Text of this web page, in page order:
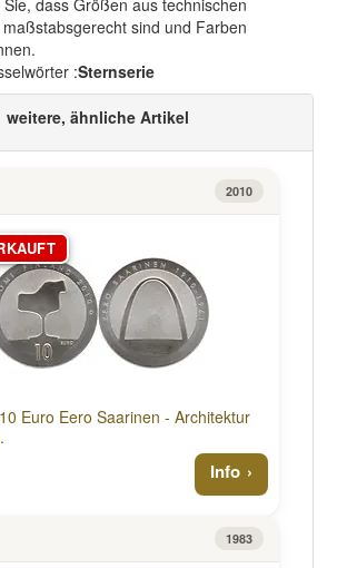
sind und Farben
:Sternserie
weitere, ähnliche Artikel
2010
Euro Eero Saarinen - Architektur
Info
1983